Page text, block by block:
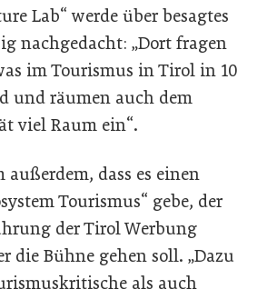
Lab“ werde über besagtes
nachgedacht: „Dort fragen
im Tourismus in Tirol in 10
und räumen auch dem
viel Raum ein“.
dass es einen
Tourismus“ gebe, der
der Tirol Werbung
die Bühne gehen soll. „Dazu
als auch